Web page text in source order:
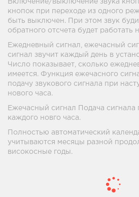
Включение/выключение звука
кнопок при переходе из одного
быть выключен. При этом звук
обратного отсчета будет работать
Ежедневный сигнал, ежечасный
сигнал звучит каждый день в
Число показывает, сколько
имеется. Функция ежечасного
подачу звукового сигнала при
нового часа.
Ежечасный сигнал Подача сигнала
каждого новго часа.
Полностью автоматический
учитываются месяцы разной
високосные годы.